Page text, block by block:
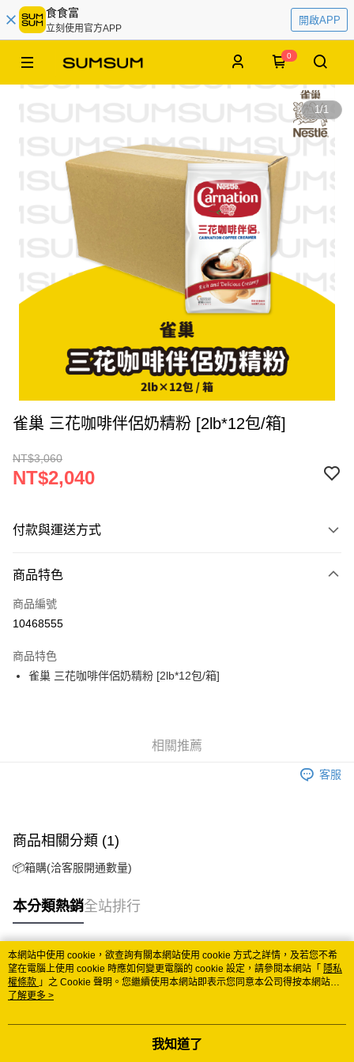
食食富
立刻使用官方APP
開啟APP
0
1/1
雀巢 三花咖啡伴侶奶精粉 [2lb*12包/箱]
NT$3,060
NT$2,040
付款與運送方式
信用卡一次付款
超商取貨付款
Apple Pay
每筆NT$60
付款後全家取貨
每筆NT$60
7-11取貨付款
每筆NT$60
每筆NT$60
商品特色
商品編號
10468555
商品特色
雀巢 三花咖啡伴侶奶精粉 [2lb*12包/箱]
相關推薦
客服
商品相關分類 (1)
📦箱購(洽客服開通數量)
本分類熱銷全站排行
熱門標籤
本網站中使用 cookie，欲查詢有關本網站使用 cookie 方式之詳情，及若您不希
望在電腦上使用 cookie 時應如何變更電腦的 cookie 設定，請參閱本網站「 隱私
權條款 」之 Cookie 聲明。您繼續使用本網站即表示您同意本公司得按本網站使
用條款之 Cookie 聲明使用 cookie。
了解更多 >
我知道了